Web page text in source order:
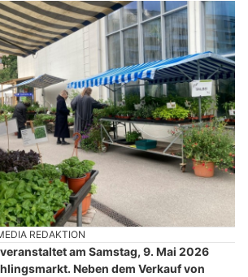
REDAKTION
am Samstag, 9. Mai 2026
Neben dem Verkauf von